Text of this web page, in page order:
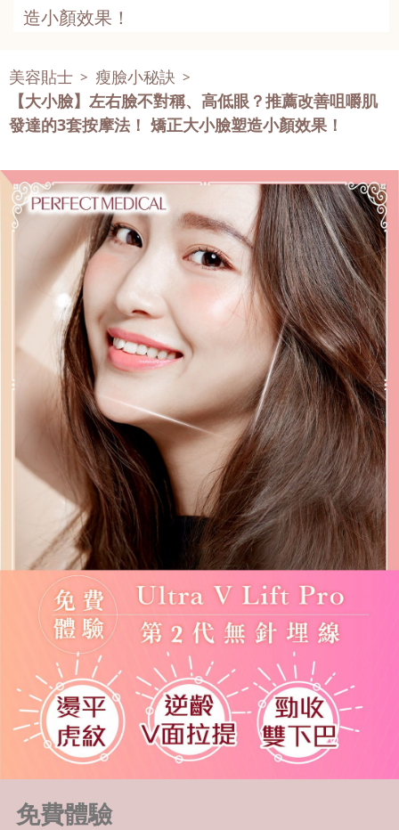
造小顏效果！
美容貼士 > 瘦臉小秘訣 >
【大小臉】左右臉不對稱、高低眼？推薦改善咀嚼肌
發達的3套按摩法！ 矯正大小臉塑造小顏效果！
免費體驗